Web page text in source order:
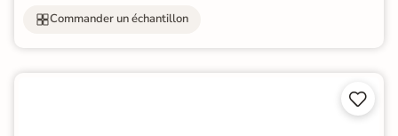
Commander un échantillon

